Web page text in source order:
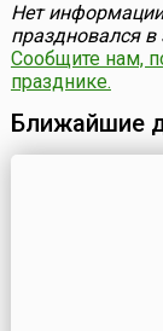
Нет
праздновался в
Сообщите нам,
празднике.
Ближайшие